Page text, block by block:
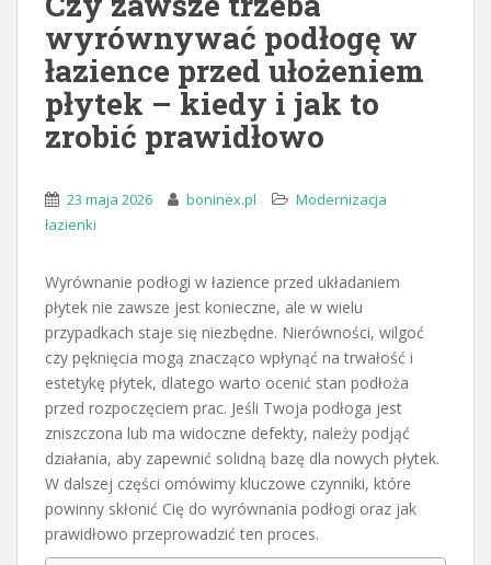
wyrównywać podłogę w
łazience przed ułożeniem
płytek – kiedy i jak to
zrobić prawidłowo
23 maja 2026 boninex.pl
Modernizacja
łazienki
Wyrównanie podłogi w łazience przed układaniem
płytek nie zawsze jest konieczne, ale w wielu
przypadkach staje się niezbędne. Nierówności, wilgoć
czy pęknięcia mogą znacząco wpłynąć na trwałość i
estetykę płytek, dlatego warto ocenić stan podłoża
przed rozpoczęciem prac. Jeśli Twoja podłoga jest
zniszczona lub ma widoczne defekty, należy podjąć
działania, aby zapewnić solidną bazę dla nowych płytek.
W dalszej części omówimy kluczowe czynniki, które
powinny skłonić Cię do wyrównania podłogi oraz jak
prawidłowo przeprowadzić ten proces.